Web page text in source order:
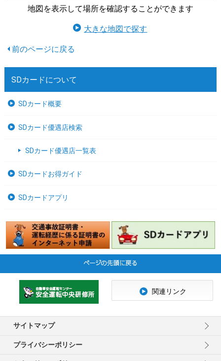
地図を表示して場所を確認することができます
大きな地図で探す
SDカードについて
SDカード概要
SDカード優遇店検索
SDカード優遇店一覧表
SDカードお得ガイド
SDカードアプリ
サイトマップ
プライバシーポリシー
関連リンク